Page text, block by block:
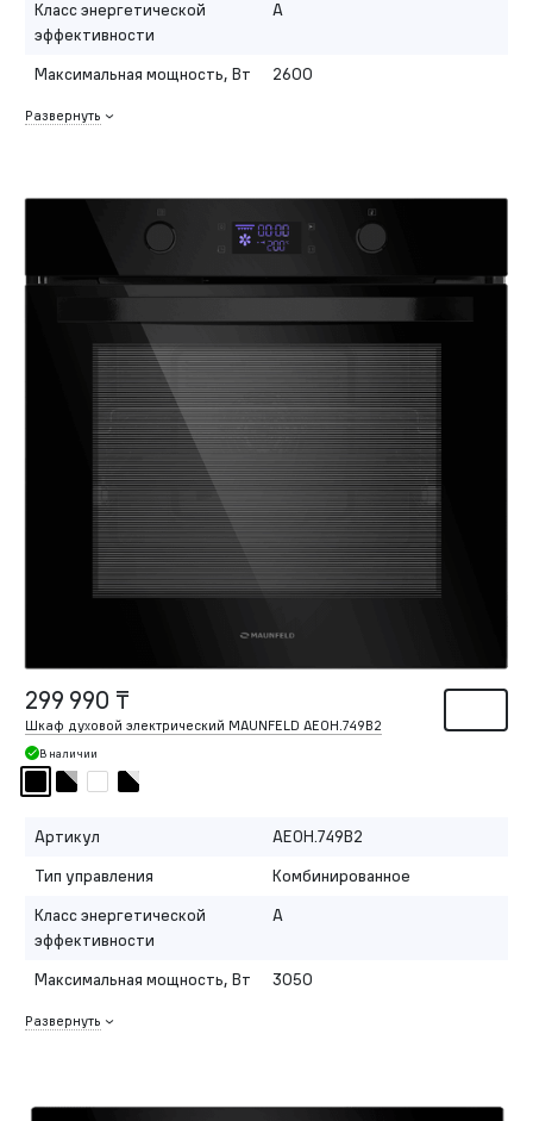
Класс энергетической
эффективности
A
Максимальная мощность, Вт 2600
Развернуть
299 990 ₸
Шкаф духовой электрический MAUNFELD AEOH.749B2
В наличии
Артикул
AEOH.749B2
Тип управления
Комбинированное
Класс энергетической
эффективности
A
Максимальная мощность, Вт 3050
Развернуть